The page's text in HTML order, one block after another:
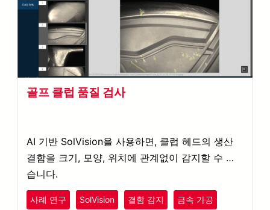
골프 클럽 품질 검사
AI 기반 SolVision을 사용하면, 클럽 헤드의 생산
결함을 크기, 모양, 위치에 관계없이 감지할 수 있
습니다.
사례 연구 SolVision 결함 감지 금속 가공